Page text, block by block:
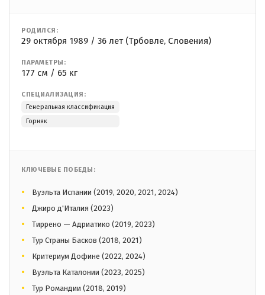
РОДИЛСЯ:
29 октября 1989 / 36 лет (Трбовле, Словения)
ПАРАМЕТРЫ:
177 см / 65 кг
СПЕЦИАЛИЗАЦИЯ:
Генеральная классификация
Горняк
КЛЮЧЕВЫЕ ПОБЕДЫ:
Вуэльта Испании (2019, 2020, 2021, 2024)
Джиро д'Италия (2023)
Тиррено — Адриатико (2019, 2023)
Тур Страны Басков (2018, 2021)
Критериум Дофине (2022, 2024)
Вуэльта Каталонии (2023, 2025)
Тур Романдии (2018, 2019)